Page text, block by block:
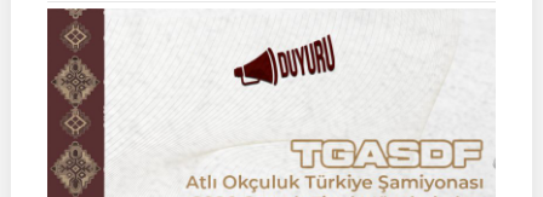
Federasyon
Müsabakası
02
Ağustos